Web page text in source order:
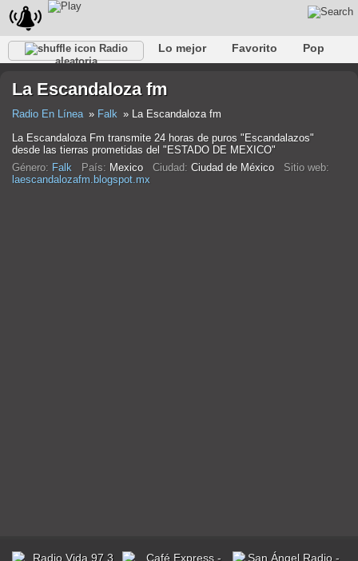
Radio
aleatoria
Lo mejor Favorito
Pop
Rap
Trans Falk Jazz
La Escandaloza fm
Radio En Línea Falk
La Escandaloza fm
La Escandaloza Fm transmite 24 horas de puros "Escandalazos"
desde las tierras prometidas del "ESTADO DE MEXICO"
Género: Falk País: Mexico Ciudad: Ciudad de México Sitio web:
laescandalozafm.blogspot.mx